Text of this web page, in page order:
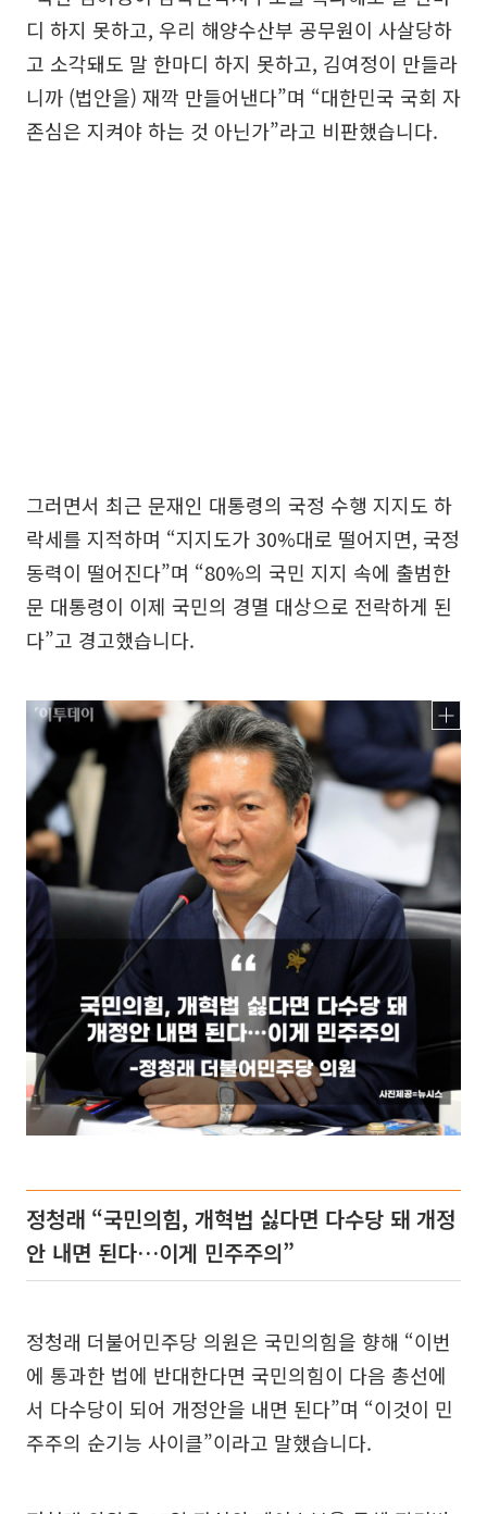
디 하지 못하고, 우리 해양수산부 공무원이 사살당하
고 소각돼도 말 한마디 하지 못하고, 김여정이 만들라
니까 (법안을) 재깍 만들어낸다”며 “대한민국 국회 자
존심은 지켜야 하는 것 아닌가”라고 비판했습니다.
그러면서 최근 문재인 대통령의 국정 수행 지지도 하
락세를 지적하며 “지지도가 30%대로 떨어지면, 국정
동력이 떨어진다”며 “80%의 국민 지지 속에 출범한
문 대통령이 이제 국민의 경멸 대상으로 전락하게 된
다”고 경고했습니다.
정청래 “국민의힘, 개혁법 싫다면 다수당 돼 개정
안 내면 된다…이게 민주주의”
정청래 더불어민주당 의원은 국민의힘을 향해 “이번
에 통과한 법에 반대한다면 국민의힘이 다음 총선에
서 다수당이 되어 개정안을 내면 된다”며 “이것이 민
주주의 순기능 사이클”이라고 말했습니다.